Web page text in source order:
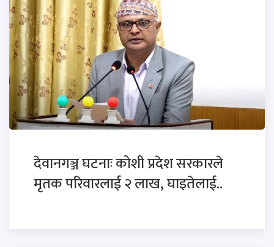
देवानगञ्ज घटनाः कोशी प्रदेश सरकारले
मृतक परिवारलाई २ लाख, घाइतेलाई..